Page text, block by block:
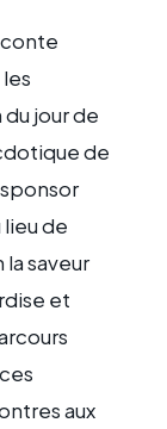
jour de
de
de
saveur
et
aux